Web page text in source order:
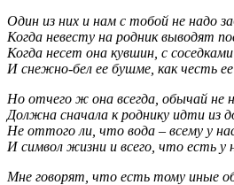
Один из них и нам с тобой не надо
Когда невесту на родник выводят
Когда несет она кувшин, с
И снежно-бел ее бушме, как честь
Но отчего ж она всегда, обычай не
Должна сначала к роднику идти из
Не оттого ли, что вода – всему у
И символ жизни и всего, что есть у
Мне говорят, что есть тому иные